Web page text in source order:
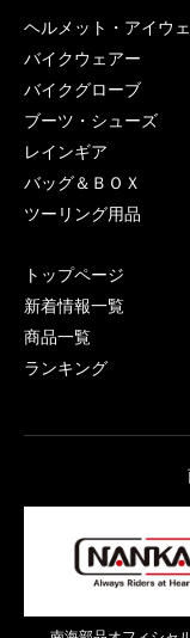
ヘルメット・アイウ
バイクウェアー
バイクグローブ
ブーツ・シューズ
レインギア
バッグ＆ＢＯＸ
ツーリング用品
トップページ
新着情報一覧
商品一覧
ランキング